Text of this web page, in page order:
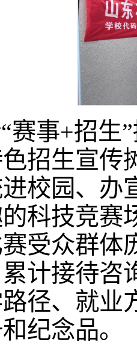
赛事+招生
招生宣
校园、办
科技竞赛
受众群体
计接待咨
径、就业
纪念品。